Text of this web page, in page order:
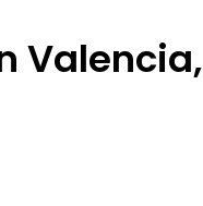
Valencia,